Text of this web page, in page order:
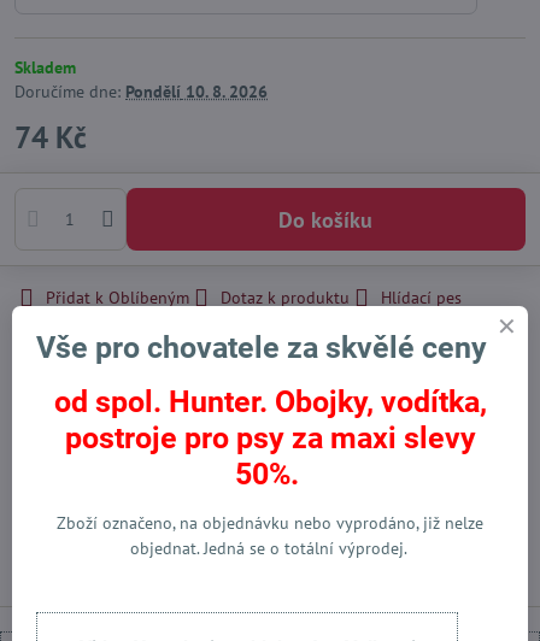
Skladem
Doručíme dne: Pondělí 10. 8. 2026
74 Kč
Do košíku
Přidat k Oblíbeným Dotaz k produktu
Hlídací pes
Skladové číslo: 91371
Hunter International - DE
BlueskyPinterestReddit
Předchozí produkt Následující produkt
Vše pro chovatele za skvělé ceny
od spol. Hunter. Obojky, vodítka,
postroje pro psy za maxi slevy
50%.
Zboží označeno, na objednávku nebo vyprodáno, již nelze
objednat. Jedná se o totální výprodej.